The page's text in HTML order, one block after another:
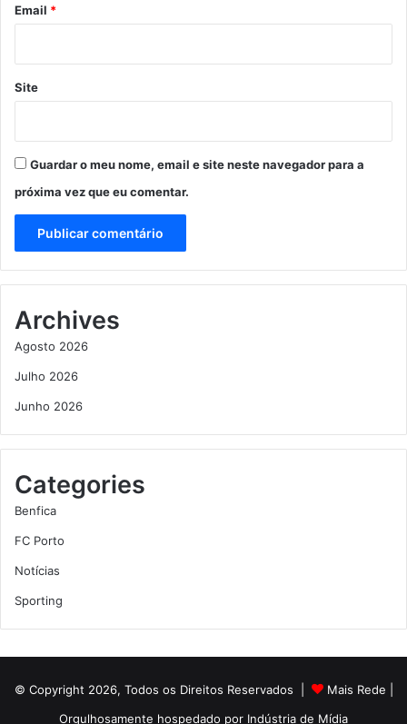
*
Email *
Site
Guardar o meu nome, email e site neste navegador para a
próxima vez que eu comentar.
Archives
Agosto 2026
Julho 2026
Junho 2026
Categories
Benfica
FC Porto
Notícias
Sporting
© Copyright 2026, Todos os Direitos Reservados | Mais Rede
Orgulhosamente hospedado por Indústria de Mídia